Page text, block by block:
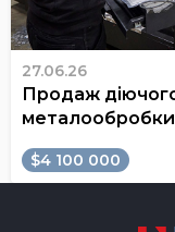
27.06.26
Продаж
металообробки
$4 100 000